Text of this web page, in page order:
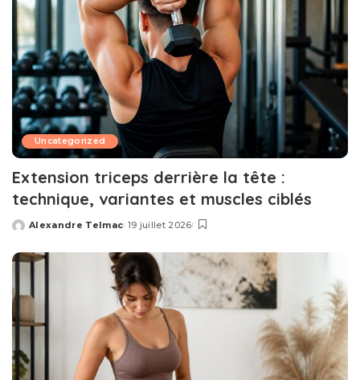
Uncategorized
Extension triceps derrière la tête :
technique, variantes et muscles ciblés
Posted
Alexandre Telmac 19 juillet 2026